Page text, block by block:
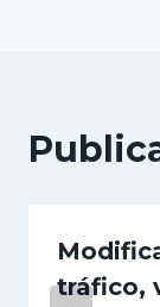
tráfico,